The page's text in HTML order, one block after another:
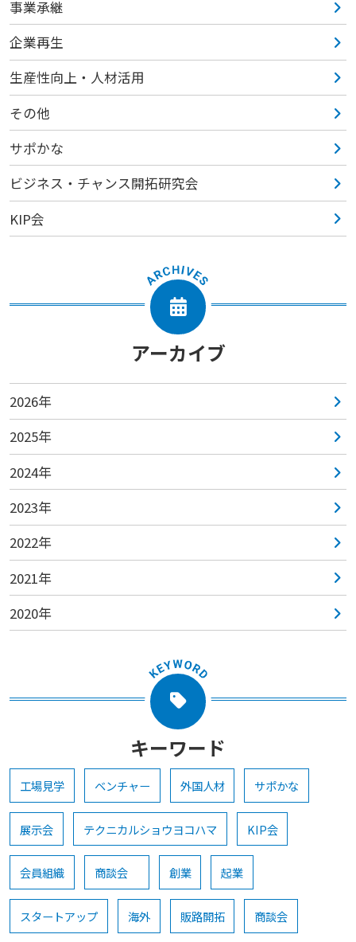
事業承継
企業再生
生産性向上・人材活用
その他
サポかな
ビジネス・チャンス開拓研究会
KIP会
アーカイブ
2026年
2025年
2024年
2023年
2022年
2021年
2020年
キーワード
工場見学 ベンチャー 外国人材 サポかな
展示会 テクニカルショウヨコハマ KIP会
会員組織 商談会 創業 起業
スタートアップ 海外 販路開拓 商談会